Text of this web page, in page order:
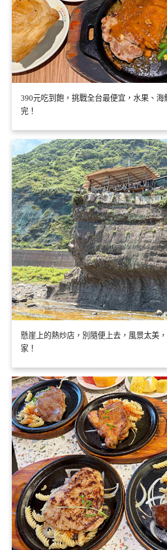
390元吃到飽，挑戰全台最便宜，水果、
完！
懸崖上的熱炒店，別隨便上去，風景太美
家！